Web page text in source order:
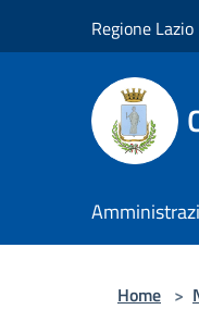
Regione Lazio
Home >